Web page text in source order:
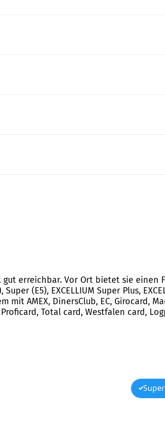
erreichbar. Vor Ort bietet sie einen
(E5), EXCELLIUM Super Plus,
AMEX, DinersClub, EC, Girocard,
Total card, Westfalen card,